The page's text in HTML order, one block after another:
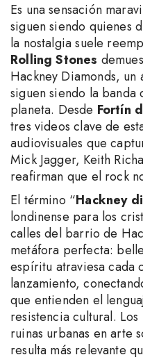
Es una sensación
siguen siendo quienes
la nostalgia suele
Rolling Stones
Hackney Diamonds,
siguen siendo la banda
planeta. Desde Fortín
tres videos clave de
audiovisuales que
Mick Jagger, Keith
reafirman que el rock
El término “Hackney
londinense para los
calles del barrio de
metáfora perfecta:
espíritu atraviesa cada
lanzamiento,
que entienden el
resistencia cultural.
ruinas urbanas en arte
resulta más relevante